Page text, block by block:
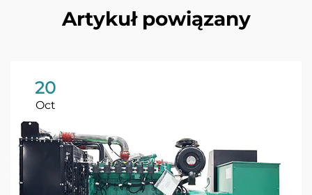
Artykuł powiązany
20
Oct